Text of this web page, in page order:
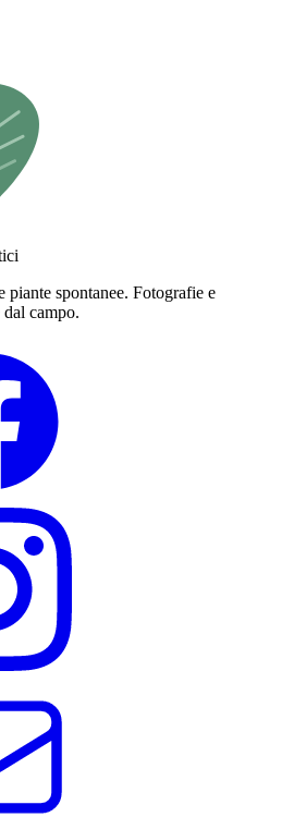
spontanee. Fotografie e
campo.